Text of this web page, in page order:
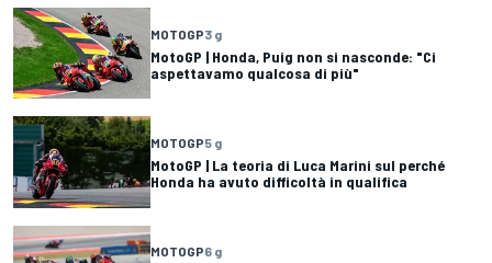
MOTOGP3 g
MotoGP | Honda, Puig non si nasconde: "Ci
aspettavamo qualcosa di più"
MOTOGP5 g
MotoGP | La teoria di Luca Marini sul perché
Honda ha avuto difficoltà in qualifica
MOTOGP6 g